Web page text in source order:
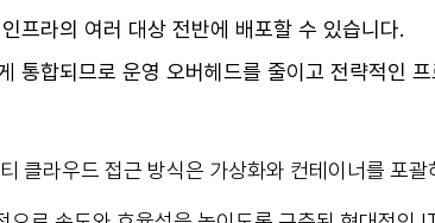
프라의 여러 대상 전반에 배포할 수 있습니다.
통합되므로 운영 오버헤드를 줄이고 전략적인
클라우드 접근 방식은 가상화와 컨테이너를 포